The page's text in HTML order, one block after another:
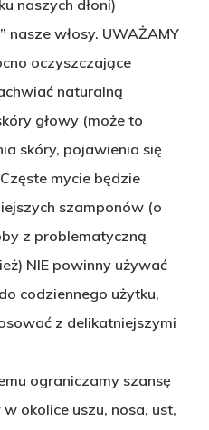
naszych dłoni)
nasze włosy. UWAŻAMY
oczyszczające
naturalną
głowy (może to
skóry, pojawienia się
mycie będzie
szamponów (o
z problematyczną
NIE powinny używać
codziennego użytku,
z delikatniejszymi
ograniczamy szansę
okolice uszu, nosa, ust,